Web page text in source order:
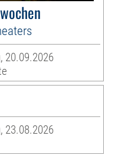
20.09.2026
23.08.2026